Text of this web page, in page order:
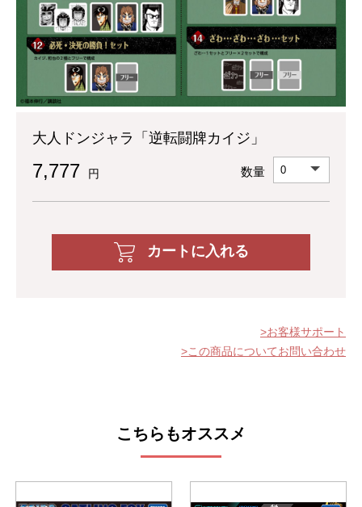
大人ドンジャラ「逆転闘牌カイジ」
7,777 円 数量
カートに入れる
お客様サポート
この商品についてお問い合わせ
こちらもオススメ